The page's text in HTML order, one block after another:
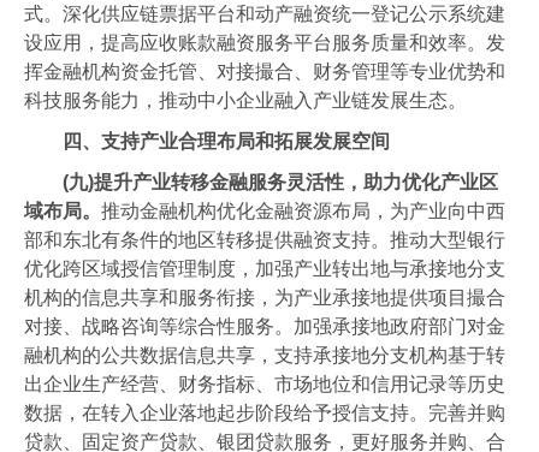
式。深化供应链票据平台和动产融资统一登记公示系统建
设应用，提高应收账款融资服务平台服务质量和效率。发
挥金融机构资金托管、对接撮合、财务管理等专业优势和
科技服务能力，推动中小企业融入产业链发展生态。
四、支持产业合理布局和拓展发展空间
(九)提升产业转移金融服务灵活性，助力优化产业区
域布局。 推动金融机构优化金融资源布局，为产业向中西
部和东北有条件的地区转移提供融资支持。推动大型银行
优化跨区域授信管理制度，加强产业转出地与承接地分支
机构的信息共享和服务衔接，为产业承接地提供项目撮合
对接、战略咨询等综合性服务。加强承接地政府部门对金
融机构的公共数据信息共享，支持承接地分支机构基于转
出企业生产经营、财务指标、市场地位和信用记录等历史
数据，在转入企业落地起步阶段给予授信支持。完善并购
贷款、固定资产贷款、银团贷款服务，更好服务并购、合